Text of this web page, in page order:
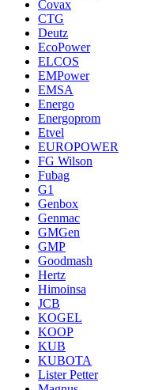
Covax
CTG
Deutz
EcoPower
ELCOS
EMPower
EMSA
Energo
Energoprom
Etvel
EUROPOWER
FG Wilson
Fubag
G1
Genbox
Genmac
GMGen
GMP
Goodmash
Hertz
Himoinsa
JCB
KOGEL
KOOP
KUB
KUBOTA
Lister Petter